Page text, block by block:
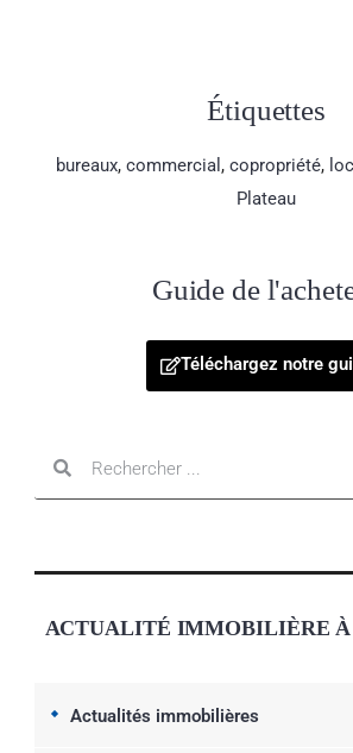
Étiquettes
bureaux, commercial , copropriété,
Plateau
Guide de
Téléchargez notre
ACTUALITÉ IMMOBILIÈRE
Actualités immobilières